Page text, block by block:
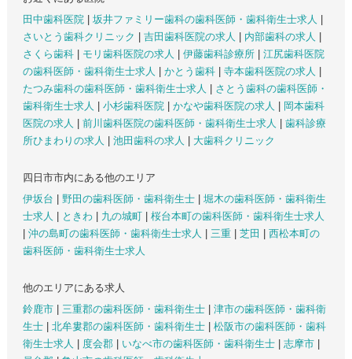
田中歯科医院
坂井ファミリー歯科の歯科医師・歯科衛生士求人
さいとう歯科クリニック
吉田歯科医院の求人 内部歯科の求人
さくら歯科
モリ歯科医院の求人 伊藤歯科診療所
江尻歯科医院
の歯科医師・歯科衛生士求人
かとう歯科 寺本歯科医院の求人
たつみ歯科の歯科医師・歯科衛生士求人
さとう歯科の歯科医師・
歯科衛生士求人
小杉歯科医院 かなや歯科医院の求人
岡本歯科
医院の求人
前川歯科医院の歯科医師・歯科衛生士求人
歯科診療
所ひまわりの求人
池田歯科の求人 大歯科クリニック
四日市市内にある他のエリア
伊坂台
野田の歯科医師・歯科衛生士
堀木の歯科医師・歯科衛生
士求人
ときわ 九の城町
桜台本町の歯科医師・歯科衛生士求人
沖の島町の歯科医師・歯科衛生士求人 三重 芝田
西松本町の
歯科医師・歯科衛生士求人
他のエリアにある求人
鈴鹿市
三重郡の歯科医師・歯科衛生士
津市の歯科医師・歯科衛
生士
北牟婁郡の歯科医師・歯科衛生士
松阪市の歯科医師・歯科
衛生士求人
度会郡 いなべ市の歯科医師・歯科衛生士 志摩市